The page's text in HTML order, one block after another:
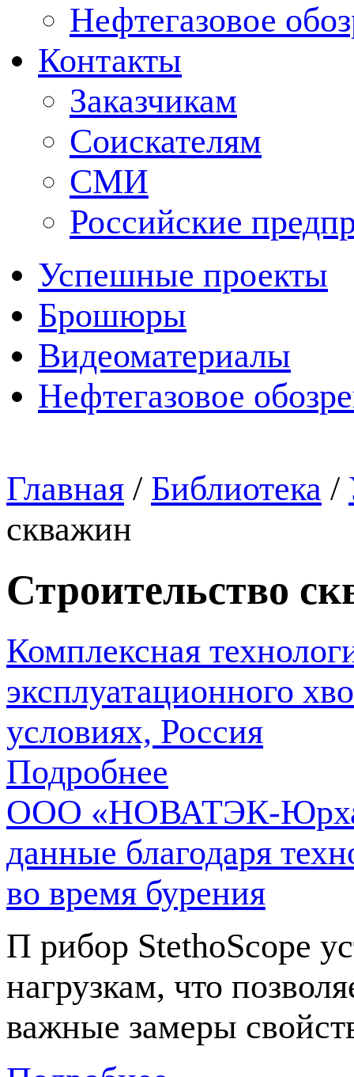
Нефтегазовое
Контакты
Заказчикам
Соискателям
СМИ
Российские
Успешные проекты
Брошюры
Видеоматериалы
Нефтегазовое
Главная / Библиотека /
скважин
Строительство
Комплексная
эксплуатационного
условиях, Россия
Подробнее
ООО «НОВАТЭК-
данные благодаря
во время бурения
П рибор StethoScope
нагрузкам, что
важные замеры